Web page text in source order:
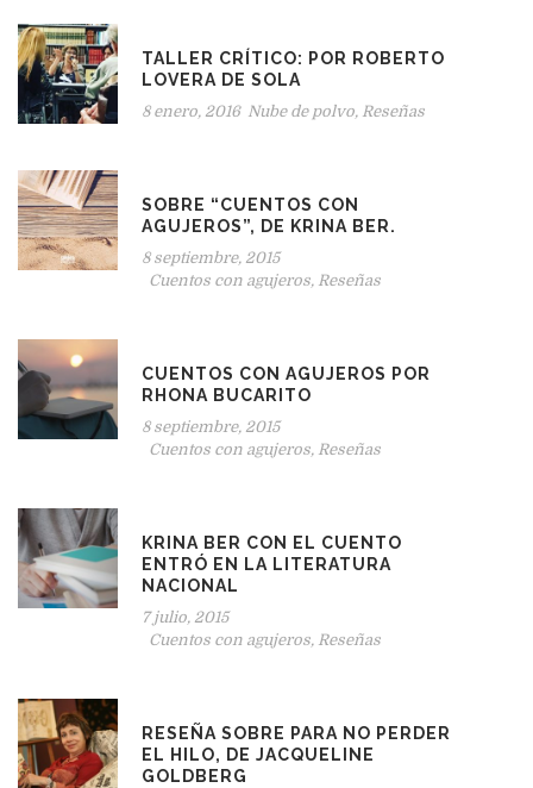
TALLER CRÍTICO: POR ROBERTO
LOVERA DE SOLA
8 enero, 2016 Nube de polvo, Reseñas
SOBRE “CUENTOS CON
AGUJEROS”, DE KRINA BER.
8 septiembre, 2015
Cuentos con agujeros, Reseñas
CUENTOS CON AGUJEROS POR
RHONA BUCARITO
8 septiembre, 2015
Cuentos con agujeros, Reseñas
KRINA BER CON EL CUENTO
ENTRÓ EN LA LITERATURA
NACIONAL
7 julio, 2015
Cuentos con agujeros, Reseñas
RESEÑA SOBRE PARA NO PERDER
EL HILO, DE JACQUELINE
GOLDBERG